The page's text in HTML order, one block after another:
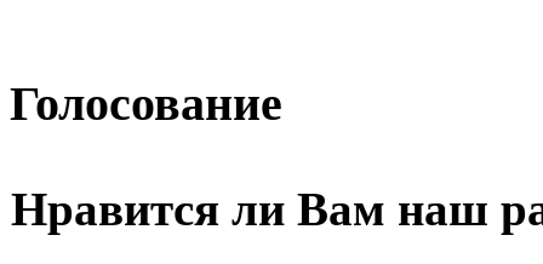
Голосование
Нравится ли Вам наш